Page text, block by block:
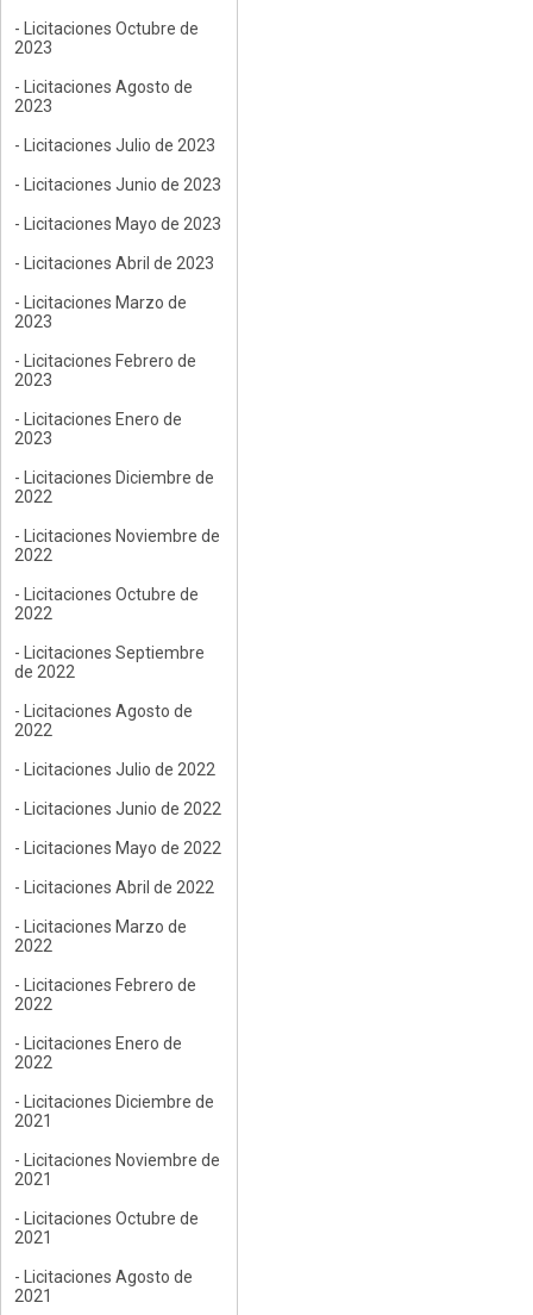
- Licitaciones Octubre de
2023
- Licitaciones Agosto de
2023
- Licitaciones Julio de 2023
- Licitaciones Junio de 2023
- Licitaciones Mayo de 2023
- Licitaciones Abril de 2023
- Licitaciones Marzo de
2023
- Licitaciones Febrero de
2023
- Licitaciones Enero de
2023
- Licitaciones Diciembre de
2022
- Licitaciones Noviembre de
2022
- Licitaciones Octubre de
2022
- Licitaciones Septiembre
de 2022
- Licitaciones Agosto de
2022
- Licitaciones Julio de 2022
- Licitaciones Junio de 2022
- Licitaciones Mayo de 2022
- Licitaciones Abril de 2022
- Licitaciones Marzo de
2022
- Licitaciones Febrero de
2022
- Licitaciones Enero de
2022
- Licitaciones Diciembre de
2021
- Licitaciones Noviembre de
2021
- Licitaciones Octubre de
2021
- Licitaciones Agosto de
2021